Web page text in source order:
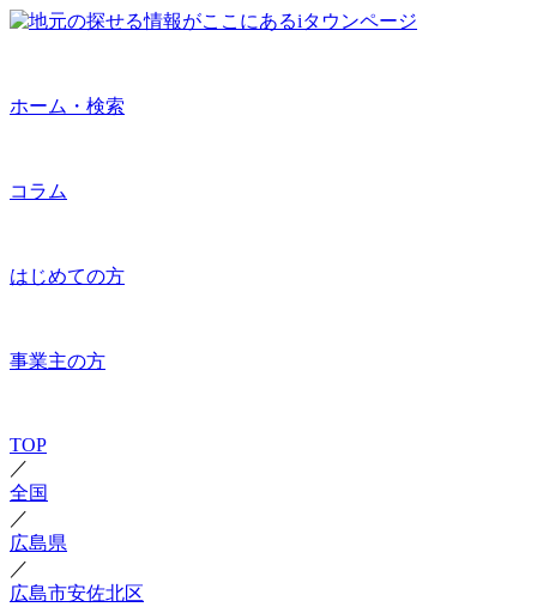
ホーム・検索
コラム
はじめての方
事業主の方
TOP
／
全国
／
広島県
／
広島市安佐北区